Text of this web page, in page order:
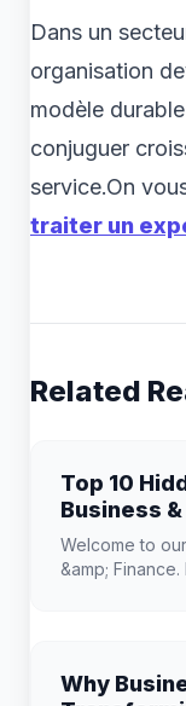
Dans un
organisation
modèle
conjuguer
service.On
traiter un
Related
Top 10
Business
Know
Welcome to
&amp;
Why